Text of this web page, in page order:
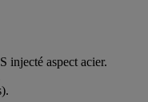
injecté aspect acier.